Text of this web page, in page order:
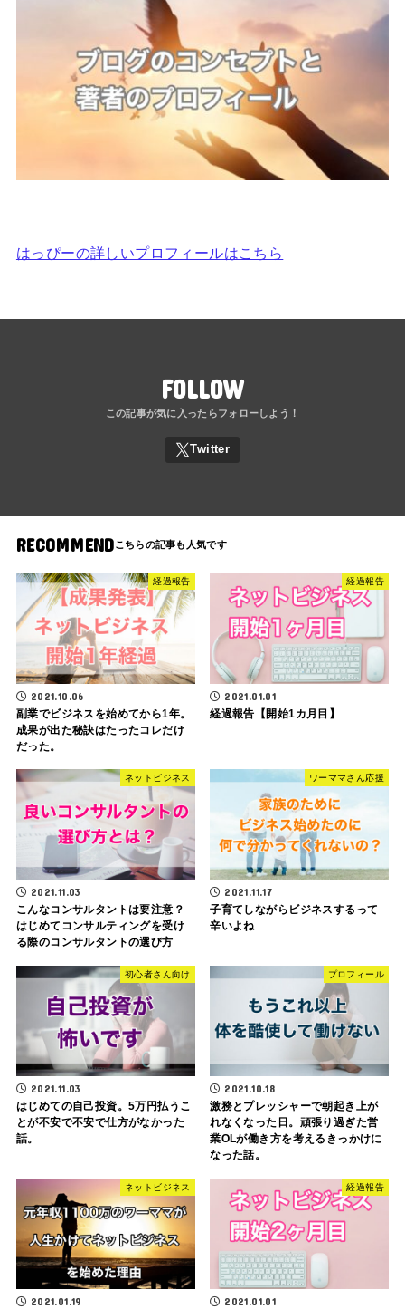
はっぴーの詳しいプロフィールはこちら
FOLLOW
RECOMMEND
経過報告
2021.10.06
副業でビジネスを始めてから1年。
成果が出た秘訣はたったコレだけ
だった。
経過報告
2021.01.01
経過報告【開始1カ月目】
ネットビジネス
2021.11.03
こんなコンサルタントは要注意？
はじめてコンサルティングを受け
る際のコンサルタントの選び方
ワーママさん応援
2021.11.17
子育てしながらビジネスするって
辛いよね
初心者さん向け
2021.11.03
はじめての自己投資。5万円払うこ
とが不安で不安で仕方がなかった
話。
プロフィール
2021.10.18
激務とプレッシャーで朝起き上が
れなくなった日。頑張り過ぎた営
業OLが働き方を考えるきっかけに
なった話。
ネットビジネス
2021.01.19
経過報告
2021.01.01